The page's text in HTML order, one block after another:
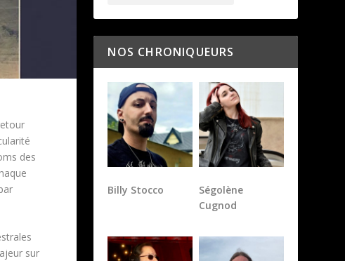
des
sur
NOS CHRONIQUEURS
Billy Stocco
Ségolène
Cugnod